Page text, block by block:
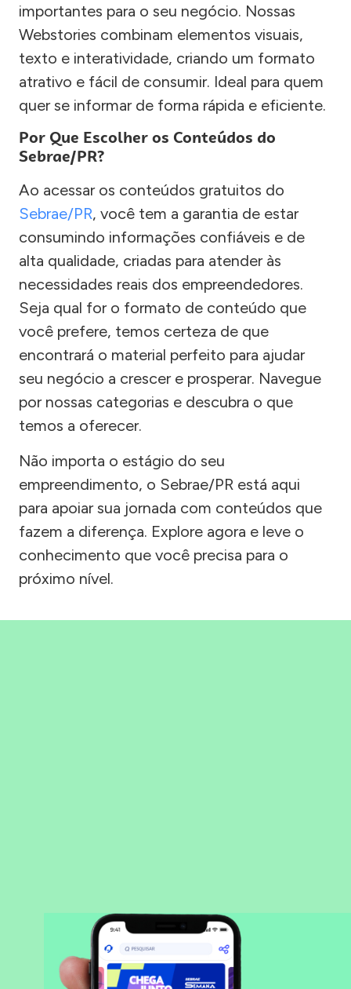
importantes para o seu negócio. Nossas
Webstories combinam elementos visuais,
texto e interatividade, criando um formato
atrativo e fácil de consumir. Ideal para quem
quer se informar de forma rápida e eficiente.
Por Que Escolher os Conteúdos do
Sebrae/PR?
Ao acessar os conteúdos gratuitos do
Sebrae/PR, você tem a garantia de estar
consumindo informações confiáveis e de
alta qualidade, criadas para atender às
necessidades reais dos empreendedores.
Seja qual for o formato de conteúdo que
você prefere, temos certeza de que
encontrará o material perfeito para ajudar
seu negócio a crescer e prosperar. Navegue
por nossas categorias e descubra o que
temos a oferecer.
Não importa o estágio do seu
empreendimento, o Sebrae/PR está aqui
para apoiar sua jornada com conteúdos que
fazem a diferença. Explore agora e leve o
conhecimento que você precisa para o
próximo nível.